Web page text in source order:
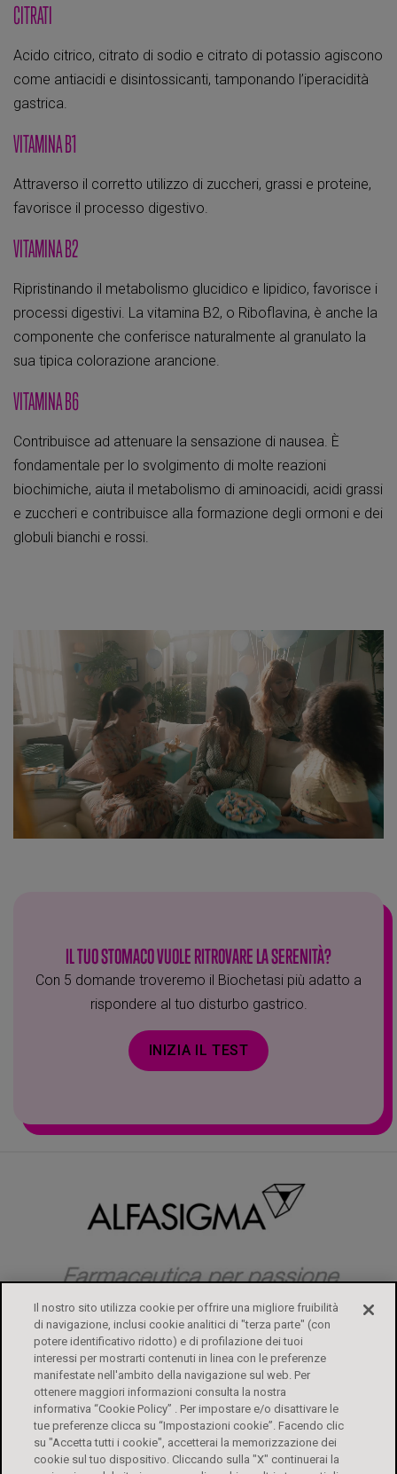
CITRATI
Acido citrico, citrato di sodio e citrato di potassio agiscono
come antiacidi e disintossicanti, tamponando l’iperacidità
gastrica.
VITAMINA B1
Attraverso il corretto utilizzo di zuccheri, grassi e proteine,
favorisce il processo digestivo.
VITAMINA B2
Ripristinando il metabolismo glucidico e lipidico, favorisce i
processi digestivi. La vitamina B2, o Riboflavina, è anche la
componente che conferisce naturalmente al granulato la
sua tipica colorazione arancione.
VITAMINA B6
Contribuisce ad attenuare la sensazione di nausea. È
fondamentale per lo svolgimento di molte reazioni
biochimiche, aiuta il metabolismo di aminoacidi, acidi grassi
e zuccheri e contribuisce alla formazione degli ormoni e dei
globuli bianchi e rossi.
IL TUO STOMACO VUOLE RITROVARE LA SERENITÀ?
Con 5 domande troveremo il Biochetasi più adatto a
rispondere al tuo disturbo gastrico.
INIZIA IL TEST
ALFASIGMA FOGLI ILLUSTRATIVI CONTATTI
PRIVACY POLICY
DIRITTI DEGLI INTERESSATI
COOKIE POLICY ACCESSIBILITÀ
Biochetasi Granulato Effervescente è un medicinale. Leggere attentamente il
foglio illustrativo. Aut. Min. 04/07/2023 e Aut. Min 22/11/2024. Biochetasi
Reflusso è un dispositivo medico CE 0373. Leggere le avvertenze o le
Il nostro sito utilizza cookie per offrire una migliore fruibilità
di navigazione, inclusi cookie analitici di "terza parte" (con
potere identificativo ridotto) e di profilazione dei tuoi
interessi per mostrarti contenuti in linea con le preferenze
manifestate nell'ambito della navigazione sul web. Per
ottenere maggiori informazioni consulta la nostra
informativa “Cookie Policy” . Per impostare e/o disattivare le
tue preferenze clicca su “Impostazioni cookie”. Facendo clic
su "Accetta tutti i cookie", accetterai la memorizzazione dei
cookie sul tuo dispositivo. Cliccando sulla "X" continuerai la